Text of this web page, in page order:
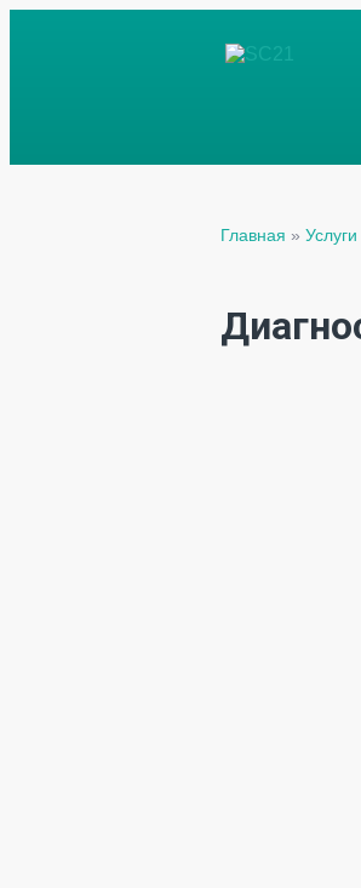
Главная » Услуги